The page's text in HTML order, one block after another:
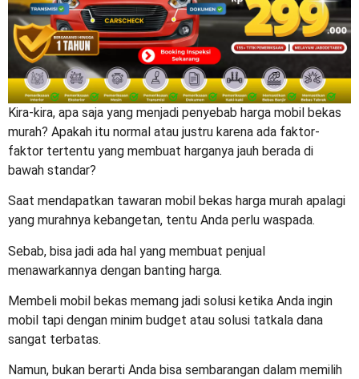
Kira-kira, apa saja yang menjadi penyebab harga mobil bekas
murah? Apakah itu normal atau justru karena ada faktor-
faktor tertentu yang membuat harganya jauh berada di
bawah standar?
Saat mendapatkan tawaran mobil bekas harga murah apalagi
yang murahnya kebangetan, tentu Anda perlu waspada.
Sebab, bisa jadi ada hal yang membuat penjual
menawarkannya dengan banting harga.
Membeli mobil bekas memang jadi solusi ketika Anda ingin
mobil tapi dengan minim budget atau solusi tatkala dana
sangat terbatas.
Namun, bukan berarti Anda bisa sembarangan dalam memilih